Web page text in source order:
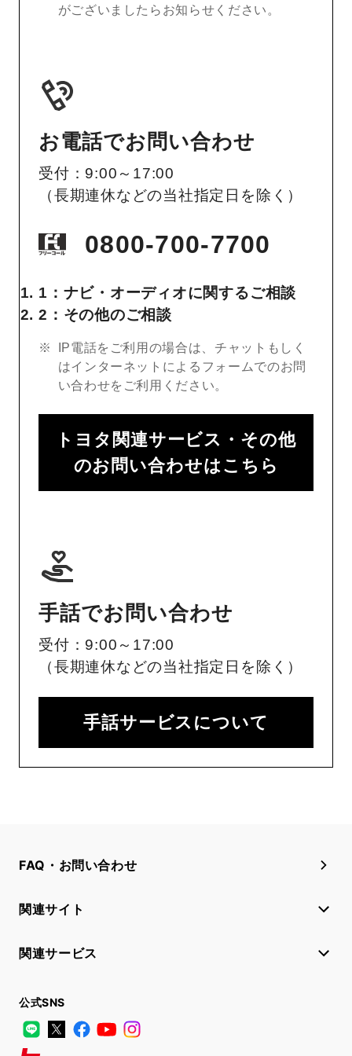
がございましたらお知らせください。
お電話でお問い合わせ
受付：9:00～17:00
（長期連休などの当社指定日を除く）
0800-700-7700
1：ナビ・オーディオに関するご相談
2：その他のご相談
IP電話をご利用の場合は、チャットもしく
はインターネットによるフォームでのお問
い合わせをご利用ください。
トヨタ関連サービス・その他
のお問い合わせはこちら
手話でお問い合わせ
受付：9:00～17:00
（長期連休などの当社指定日を除く）
手話サービスについて
FAQ・お問い合わせ
関連サイト
関連サービス
公式SNS
LINE
X FacebookYouTube